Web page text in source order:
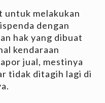
untuk melakukan
dengan
hak yang dibuat
kendaraan
jual, mestinya
tidak ditagih lagi di